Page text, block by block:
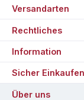
Rechtliches
Information
Versandarten
Sicher Einkaufen
Über uns